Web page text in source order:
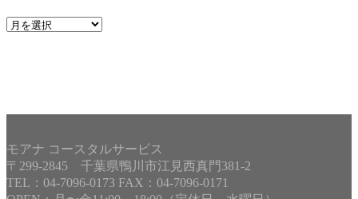
年
モアナ コースタルサービス
〒299-2845 千葉県鴨川市江見西真門381-2
TEL：04-7096-0173 FAX：04-7096-0171